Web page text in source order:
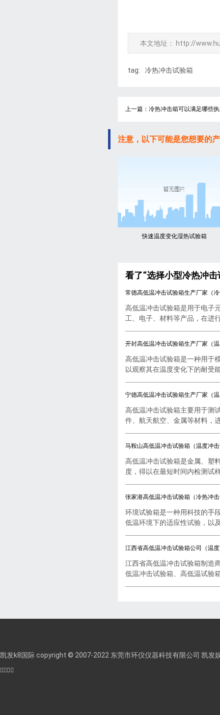
本文地址： http://
tag: 冷热冲击试验箱
上一篇：冷热冲击箱可以满足哪些
注意，以下可能是您想要的
快速温度变化湿热试验箱
看了“选择小型冷热冲
常德高低温冲击试验箱生产厂家（
高低温冲击试验箱是用于电子
工、电子、材料等产品，在进
开封高低温冲击试验箱生产厂家（
高低温冲击试验箱是一种用于
以观察其在温度变化下的耐受
宁德高低温冲击试验箱生产厂家（
高低温冲击试验箱主要用于测
件、航天航空、金属等材料，
马鞍山高低温冲击试验箱（温度冲
高低温冲击试验箱是金属、塑
度，得以在最短时间内检测试
张家港高低温冲击试验箱（冷热冲
环境试验箱是一种用科技的手
低温环境下的适应性试验，以
江西省高低温冲击试验箱公司（温
江西省高低温冲击试验箱制造
低温冲击试验箱、高低温试验
凯发k8国际 copyright © 2007-2022 东莞市环仪仪器科技有限公司 凯发